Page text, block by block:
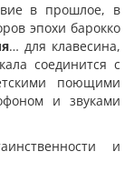
в прошлое, в
эпохи барокко
… для клавесина,
соединится с
поющими
и звуками
и